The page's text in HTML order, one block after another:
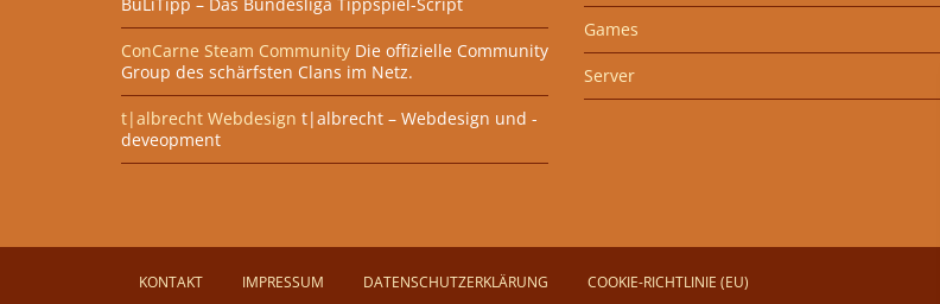
ConCarne Steam Community Die offizielle Community
Group des schärfsten Clans im Netz.
t|albrecht Webdesign t|albrecht – Webdesign und -
deveopment
Games
Server
KONTAKT IMPRESSUM DATENSCHUTZERKLÄRUNG COOKIE-RICHTLINIE (EU)